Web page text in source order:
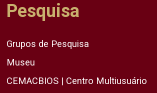
Pesquisa
Grupos de Pesquisa
Museu
CEMACBIOS | Centro Multiusuário